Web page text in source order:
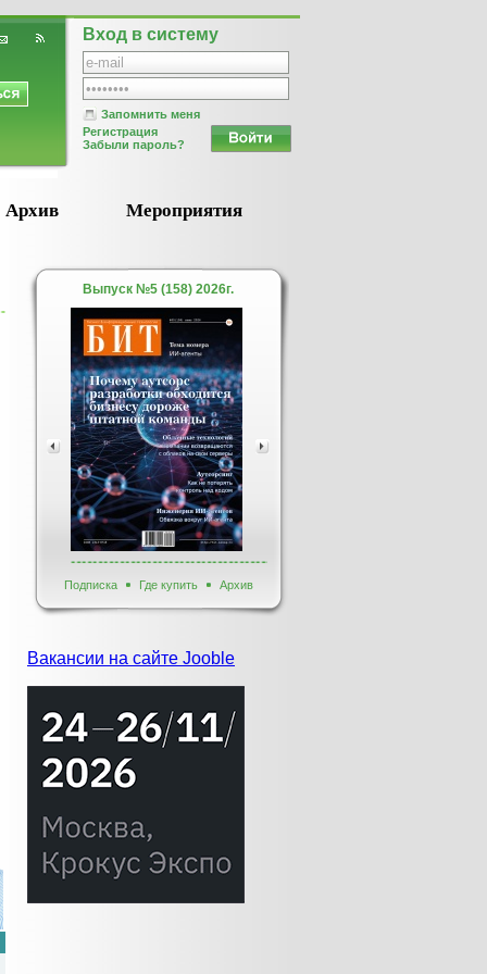
Вход в систему
Запомнить меня
Регистрация
Забыли пароль?
Архив Мероприятия
Выпуск №5 (158) 2026г.
Подписка Где купить Архив
Вакансии на сайте Jooble